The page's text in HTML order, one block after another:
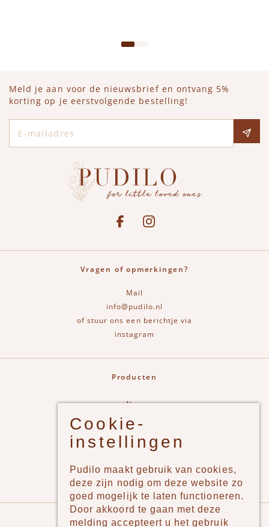
Meld je aan voor de nieuwsbrief en ontvang 5%
korting op je eerstvolgende bestelling!
See our FacebookBekijk onze Instagram pagina
Vragen of opmerkingen?
Mail
info@pudilo.nl
of stuur ons een berichtje via
instagram
Producten
New
Jongens
Meisjes
Merken
Pudilo
Cookie-
instellingen
Pudilo maakt gebruik van cookies,
deze zijn nodig om deze website zo
goed mogelijk te laten functioneren.
Door akkoord te gaan met deze
melding accepteert u het gebruik